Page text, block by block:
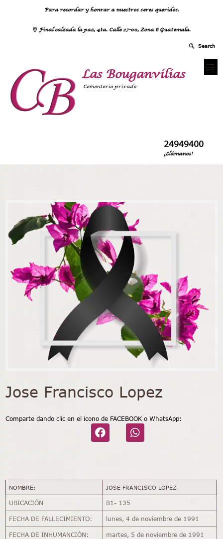
Para recordar y honrar a nuestros seres queridos.
Final calzada la paz, 4ta. Calle 27-00, Zona 6 Guatemala.
Las Bouganvilias
Cementerio privado
24949400
¡Llámanos!
Jose Francisco Lopez
Comparte dando clic en el icono de FACEBOOK o WhatsApp:
NOMBRE: JOSE FRANCISCO LOPEZ
UBICACIÓN B1- 135
FECHA DE FALLECIMIENTO: lunes, 4 de noviembre de 1991
FECHA DE INHUMANCIÓN: martes, 5 de noviembre de 1991